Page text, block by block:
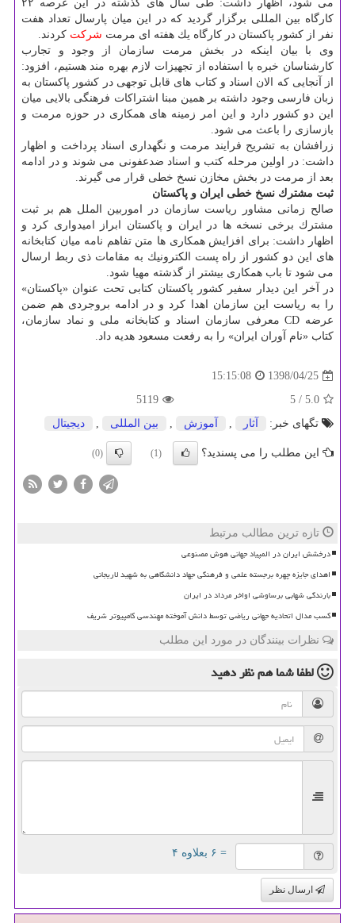
می شود، اظهار داشت: طی سال های گذشته در این عرصه ۲۲
كارگاه بین المللی برگزار گردید كه در این میان پارسال تعداد هفت
نفر از كشور پاكستان در كارگاه یك هفته ای مرمت شركت كردند.
وی با بیان اینكه در بخش مرمت سازمان از وجود و تجارب
كارشناسان خبره با استفاده از تجهیزات لازم بهره مند هستیم، افزود:
از آنجایی كه الان اسناد و كتاب های قابل توجهی در كشور پاكستان به
زبان فارسی وجود داشته بر همین مبنا اشتراكات فرهنگی بالایی میان
این دو كشور دارد و این امر زمینه های همكاری در حوزه مرمت و
بازسازی را باعث می شود.
زرافشان به تشریح فرایند مرمت و نگهداری اسناد پرداخت و اظهار
داشت: در اولین مرحله كتب و اسناد ضدعفونی می شوند و در ادامه
بعد از مرمت در بخش مخازن نسخ خطی قرار می گیرند.
ثبت مشترك نسخ خطی ایران و پاكستان
صالح زمانی مشاور ریاست سازمان در اموربین الملل هم بر ثبت
مشترك برخی نسخه ها در ایران و پاكستان ابراز امیدواری كرد و
اظهار داشت: برای افزایش همكاری ها متن تفاهم نامه میان كتابخانه
های این دو كشور از راه پست الكترونیك به مقامات ذی ربط ارسال
می شود تا باب همكاری بیشتر از گذشته مهیا شود.
در آخر این دیدار سفیر كشور پاكستان كتابی تحت عنوان «پاكستان»
را به ریاست این سازمان اهدا كرد و در ادامه بروجردی هم ضمن
عرضه CD معرفی سازمان اسناد و كتابخانه ملی و نماد سازمان،
كتاب «نام آوران ایران» را به رفعت مسعود هدیه داد.
1398/04/25
15:15:08
5.0
/ 5
5119
تگهای خبر:
آثار , آموزش , بین المللی , دیجیتال
این مطلب را می پسندید؟ (1)
(0)
تازه ترین مطالب مرتبط
درخشش ایران در المپیاد جهانی هوش مصنوعی
اهدای جایزه چهره برجسته علمی و فرهنگی جهاد دانشگاهی به شهید لاریجانی
بارندگی شهابی برساوشی اواخر مرداد در ایران
کسب مدال اتحادیه جهانی ریاضی توسط دانش آموخته مهندسی کامپیوتر شریف
نظرات بینندگان در مورد این مطلب
لطفا شما همنظر دهید
= ۶ بعلاوه ۴
ارسال نظر